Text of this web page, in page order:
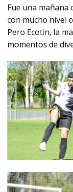
Fue una
con mucho nivel
Pero Ecotin, la
momentos de